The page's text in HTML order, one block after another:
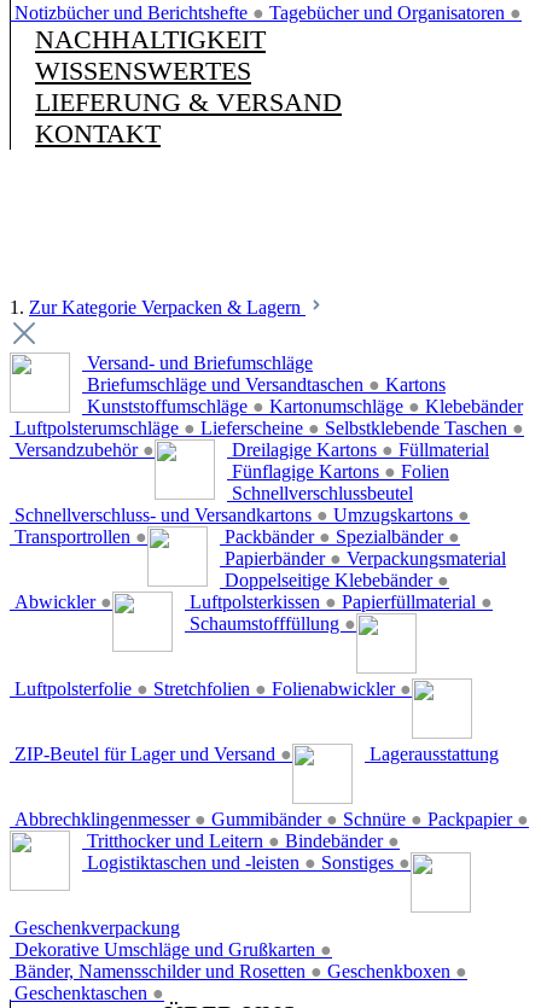
Notizbücher und Berichtshefte ● Tagebücher und Organisatoren ●
NACHHALTIGKEIT
WISSENSWERTES
LIEFERUNG & VERSAND
KONTAKT
1. Zur Kategorie Verpacken & Lagern
Versand- und Briefumschläge
Briefumschläge und Versandtaschen ●
Kunststoffumschläge ● Kartonumschläge ●
Luftpolsterumschläge ● Lieferscheine ● Selbstklebende Taschen ●
Versandzubehör ●
Kartons
Dreilagige Kartons ●
Fünflagige Kartons ●
Schnellverschluss- und Versandkartons ● Umzugskartons ●
Transportrollen ●
Klebebänder
Packbänder ● Spezialbänder ●
Papierbänder ●
Doppelseitige Klebebänder ●
Abwickler ●
Füllmaterial
Luftpolsterkissen ● Papierfüllmaterial ●
Schaumstofffüllung ●
Folien
Luftpolsterfolie ● Stretchfolien ● Folienabwickler ●
Schnellverschlussbeutel
ZIP-Beutel für Lager und Versand ●
Verpackungsmaterial
Abbrechklingenmesser ● Gummibänder ● Schnüre ● Packpapier ●
Lagerausstattung
Tritthocker und Leitern ● Bindebänder ●
Logistiktaschen und -leisten ● Sonstiges ●
Geschenkverpackung
Dekorative Umschläge und Grußkarten ●
Bänder, Namensschilder und Rosetten ● Geschenkboxen ●
Geschenktaschen ●